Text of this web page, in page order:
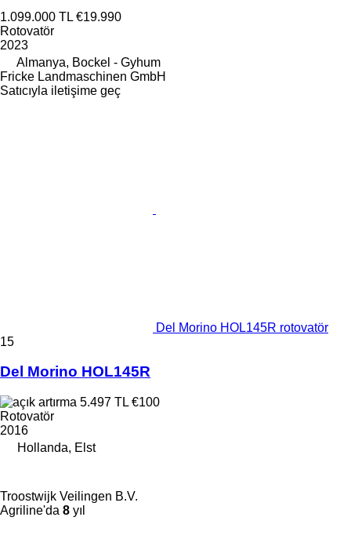
1.099.000 TL €19.990
Rotovatör
2023
Almanya, Bockel - Gyhum
Fricke Landmaschinen GmbH
Satıcıyla iletişime geç
Del Morino HOL145R rotovatör
15
Del Morino HOL145R
5.497 TL €100
Rotovatör
2016
Hollanda, Elst
Troostwijk Veilingen B.V.
Agriline'da 8 yıl